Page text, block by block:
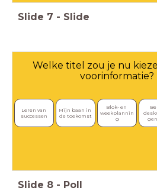
Slide 7 - Slide
Welke titel zou je nu
voorinformatie?
Leren van
successen
Mijn baan in
de toekomst
Blok- en
weekplannin
g
Slide 8 - Poll